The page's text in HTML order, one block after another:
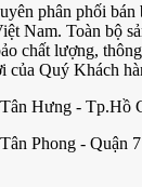
phân phối bán
Nam. Toàn bộ
chất lượng,
của Quý Khách
Hưng - Tp.Hồ
Phong - Quận